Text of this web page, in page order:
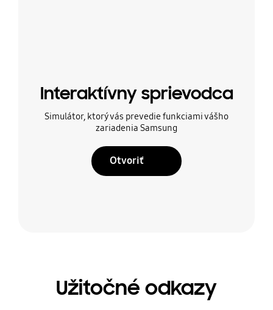
Interaktívny sprievodca
Simulátor, ktorý vás prevedie funkciami vášho
zariadenia Samsung
Otvoriť
Užitočné odkazy